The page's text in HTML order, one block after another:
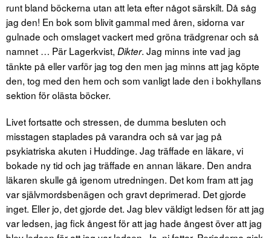
runt bland böckerna utan att leta efter något särskilt. Då såg
jag den! En bok som blivit gammal med åren, sidorna var
gulnade och omslaget vackert med gröna trädgrenar och så
namnet … Pär Lagerkvist, Dikter. Jag minns inte vad jag
tänkte på eller varför jag tog den men jag minns att jag köpte
den, tog med den hem och som vanligt lade den i bokhyllans
sektion för olästa böcker.
Livet fortsatte och stressen, de dumma besluten och
misstagen staplades på varandra och så var jag på
psykiatriska akuten i Huddinge. Jag träffade en läkare, vi
bokade ny tid och jag träffade en annan läkare. Den andra
läkaren skulle gå igenom utredningen. Det kom fram att jag
var självmordsbenägen och gravt deprimerad. Det gjorde
inget. Eller jo, det gjorde det. Jag blev väldigt ledsen för att jag
var ledsen, jag fick ångest för att jag hade ångest över att jag